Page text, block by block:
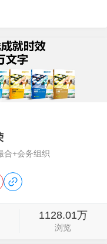
合+会务组织
1128.01万
浏览